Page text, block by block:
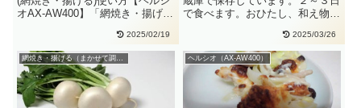
オAX-AW400】「網焼き・揚げ
2025/02/19
で食べます。おひたし、和え物、
2025/03/26
網焼き・揚げる（まかせて調理） ヘルシオ（AX-AW400）